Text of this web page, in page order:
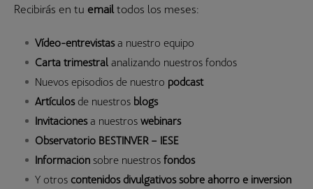
Recibirás en tu emailtodos los meses:
Vídeo-entrevistasa nuestro equipo
Carta trimestral analizando nuestros fondos
Nuevos episodios de nuestro podcast
Artículosde nuestros blogs
Invitacionesa nuestros webinars
Observatorio BESTINVER – IESE
Información sobre nuestros fondos
Y otros contenidos divulgativos sobre ahorro e inversión